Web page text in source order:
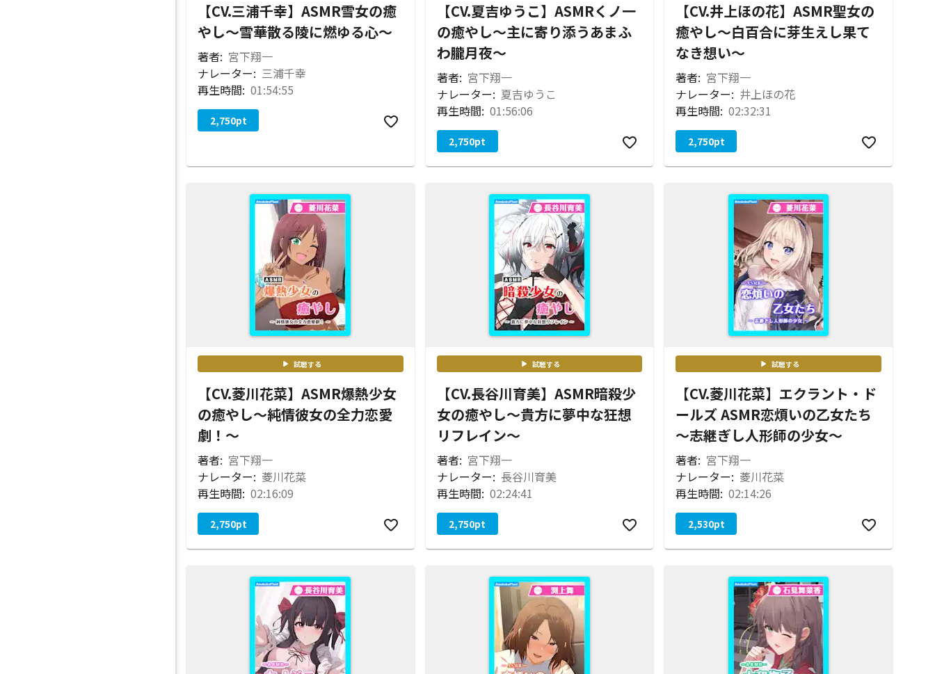
【CV.三浦千幸】ASMR雪女の癒
やし〜雪華散る陵に燃ゆる心〜
著者: 宮下翔一
ナレーター: 三浦千幸
再生時間: 01:54:55
2,750pt
【CV.夏吉ゆうこ】ASMRくノ一
の癒やし～主に寄り添うあまふ
わ朧月夜～
著者: 宮下翔一
ナレーター: 夏吉ゆうこ
再生時間: 01:56:06
2,750pt
【CV.井上ほの花】ASMR聖女の
癒やし～白百合に芽生えし果て
なき想い～
著者: 宮下翔一
ナレーター: 井上ほの花
再生時間: 02:32:31
2,750pt
試聴する
【CV.菱川花菜】ASMR爆熱少女
の癒やし～純情彼女の全力恋愛
劇！～
著者: 宮下翔一
ナレーター: 菱川花菜
再生時間: 02:16:09
2,750pt
試聴する
【CV.長谷川育美】ASMR暗殺少
女の癒やし〜貴方に夢中な狂想
リフレイン〜
著者: 宮下翔一
ナレーター: 長谷川育美
再生時間: 02:24:41
2,750pt
試聴する
【CV.菱川花菜】エクラント・ド
ールズ ASMR恋煩いの乙女たち
～志継ぎし人形師の少女～
著者: 宮下翔一
ナレーター: 菱川花菜
再生時間: 02:14:26
2,530pt